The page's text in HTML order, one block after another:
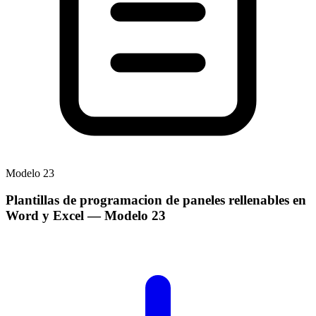
Modelo 23
Plantillas de programacion de paneles rellenables en
Word y Excel— Modelo 23